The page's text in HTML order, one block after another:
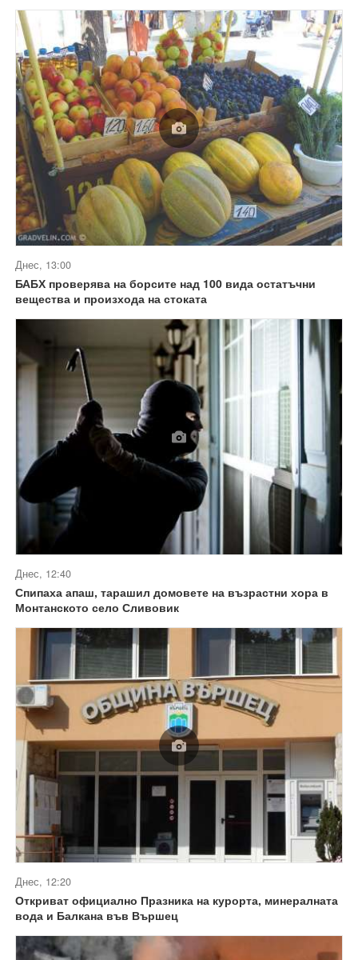
Днес, 13:00
БАБХ проверява на борсите над 100 вида остатъчни
вещества и произхода на стоката
Днес, 12:40
Спипаха апаш, тарашил домовете на възрастни хора в
Монтанското село Сливовик
Днес, 12:20
Откриват официално Празника на курорта, минералната
вода и Балкана във Вършец